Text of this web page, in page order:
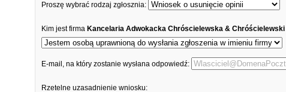
Proszę wybrać rodzaj zgłosznia:
Kim jest firma Kancelaria Adwokacka Chróscielewska &
E-mail, na który zostanie wysłana odpowiedź:
Rzetelne uzasadnienie wniosku: